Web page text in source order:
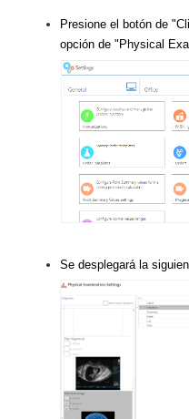
Presione el botón de
opción de "Physical
Se desplegará la